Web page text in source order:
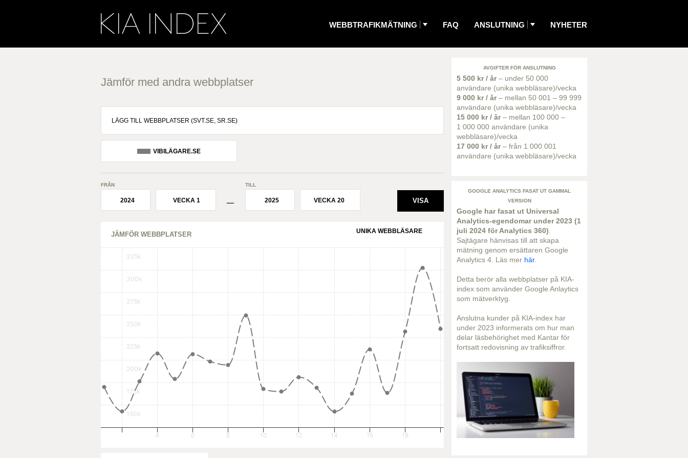
WEBBTRAFIKMÄTNING FAQ ANSLUTNING NYHETER
Jämför med andra webbplatser
VIBILÄGARE.SE
FRÅN
2024 VECKA 1
¯
TILL
2025 VECKA 20
JÄMFÖR WEBBPLATSER UNIKA WEBBLÄSARE
150k
175k
200k
225k
250k
275k
300k
325k
4 6 8 10 12 14 16 18
AVGIFTER FÖR ANSLUTNING
5 500 kr / år– under 50 000
användare (unika webbläsare)/vecka
9 000 kr / år– mellan 50 001 – 99 999
användare (unika webbläsare)/vecka
15 000 kr / år– mellan 100 000 –
1 000 000 användare (unika
webbläsare)/vecka
17 000 kr / år– från 1 000 001
användare (unika webbläsare)/vecka
GOOGLE ANALYTICS FASAT UT GAMMAL
VERSION
Google har fasat ut Universal
Analytics-egendomar under 2023 (1
juli 2024 för Analytics 360)
Sajtägare hänvisas till att skapa
mätning genom ersättaren Google
Analytics 4. Läs mer här.
Detta berör alla webbplatser på KIA-
index som använder Google Anlaytics
som mätverktyg.
Anslutna kunder på KIA-index har
under 2023 informerats om hur man
delar läsbehörighet med Kantar för
fortsatt redovisning av trafiksiffror.